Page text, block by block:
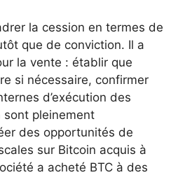
la cession en termes de
que de conviction. Il a
la vente : établir que
si nécessaire, confirmer
d’exécution des
sont pleinement
des opportunités de
sur Bitcoin acquis à
a acheté BTC à des